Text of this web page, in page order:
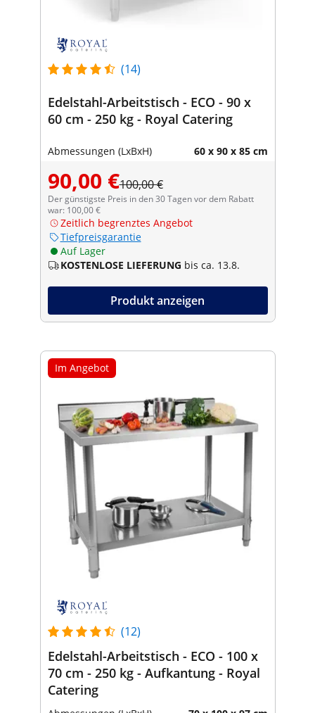
(14)
Edelstahl-Arbeitstisch - ECO - 90 x
60 cm - 250 kg - Royal Catering
Abmessungen (LxBxH) 60 x 90 x 85 cm
90,00 €100,00 €
Der günstigste Preis in den 30 Tagen vor dem Rabatt
war: 100,00 €
Zeitlich begrenztes Angebot
Tiefpreisgarantie
Auf Lager
KOSTENLOSE LIEFERUNG bis ca. 13.8.
Produkt anzeigen
Im Angebot
(12)
Edelstahl-Arbeitstisch - ECO - 100 x
70 cm - 250 kg - Aufkantung - Royal
Catering